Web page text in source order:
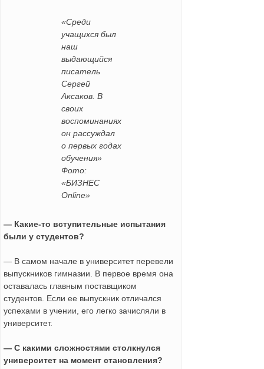
«Среди
учащихся был
наш
выдающийся
писатель
Сергей
Аксаков. В
своих
воспоминаниях
он рассуждал
о первых годах
обучения»
Фото:
«БИЗНЕС
Online»
— Какие-то вступительные испытания
были у студентов?
— В самом начале в университет перевели
выпускников гимназии. В первое время она
оставалась главным поставщиком
студентов. Если ее выпускник отличался
успехами в учении, его легко зачисляли в
университет.
— С какими сложностями столкнулся
университет на момент становления?